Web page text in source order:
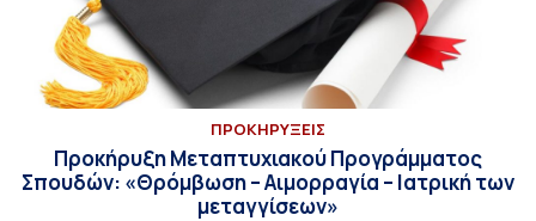
ΠΡΟΚΗΡΥΞΕΙΣ
Προκήρυξη Μεταπτυχιακού Προγράμματος
Σπουδών: «Θρόμβωση – Αιμορραγία – Ιατρική των
μεταγγίσεων»